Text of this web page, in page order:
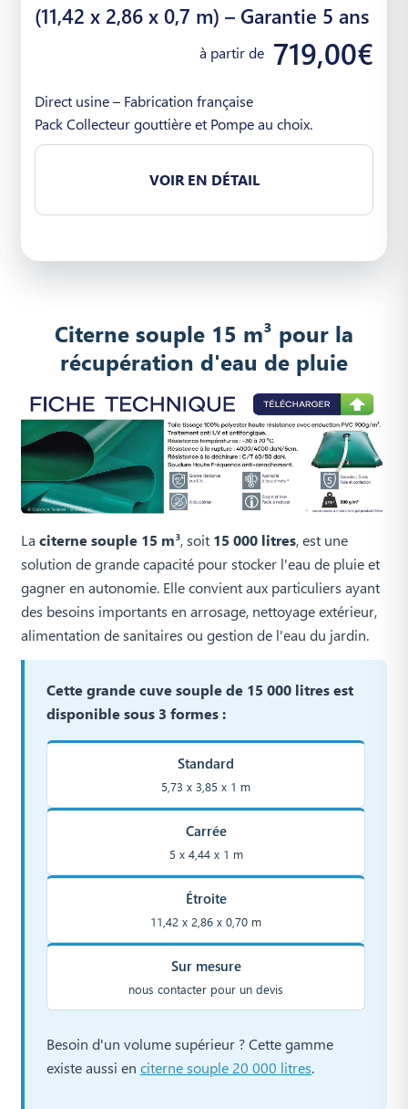
(11,42 x 2,86 x 0,7 m) – Garantie 5 ans
à partir de 719,00€
Direct usine – Fabrication française
Pack Collecteur gouttière et Pompe au choix.
VOIR EN DÉTAIL
Citerne souple 15 m³ pour la
récupération d'eau de pluie
La citerne souple 15 m³, soit 15 000 litres, est une
solution de grande capacité pour stocker l'eau de pluie et
gagner en autonomie. Elle convient aux particuliers ayant
des besoins importants en arrosage, nettoyage extérieur,
alimentation de sanitaires ou gestion de l'eau du jardin.
Cette grande cuve souple de 15 000 litres est
disponible sous 3 formes :
Standard
5,73 x 3,85 x 1 m
Carrée
5 x 4,44 x 1 m
Étroite
11,42 x 2,86 x 0,70 m
Sur mesure
nous contacter pour un devis
Besoin d'un volume supérieur ? Cette gamme
existe aussi en citerne souple 20 000 litres.